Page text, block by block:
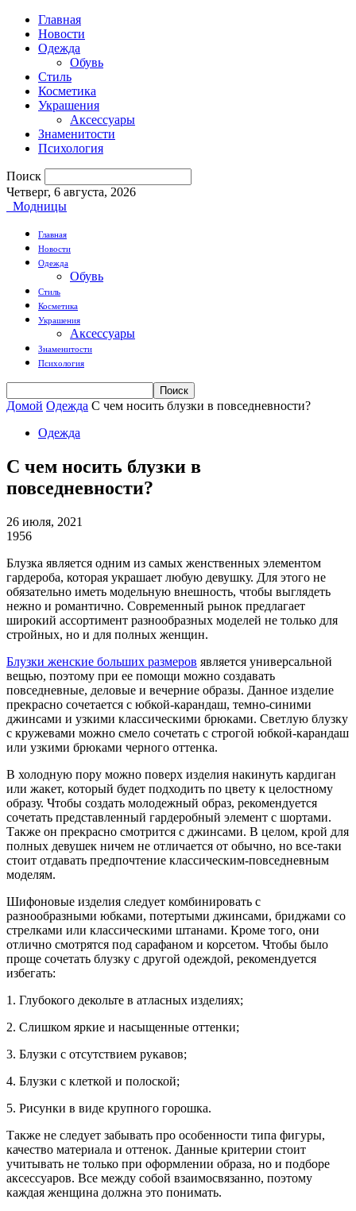
Главная
Новости
Одежда
Обувь
Стиль
Косметика
Украшения
Аксессуары
Знаменитости
Психология
Поиск
Четверг, 6 августа, 2026
Модницы
Главная
Новости
Одежда
Обувь
Стиль
Косметика
Украшения
Аксессуары
Знаменитости
Психология
Домой Одежда С чем носить блузки в повседневности?
Одежда
С чем носить блузки в
повседневности?
26 июля, 2021
1956
Блузка является одним из самых женственных элементом
гардероба, которая украшает любую девушку. Для этого не
обязательно иметь модельную внешность, чтобы выглядеть
нежно и романтично. Современный рынок предлагает
широкий ассортимент разнообразных моделей не только для
стройных, но и для полных женщин.
Блузки женские больших размеров является универсальной
вещью, поэтому при ее помощи можно создавать
повседневные, деловые и вечерние образы. Данное изделие
прекрасно сочетается с юбкой-карандаш, темно-синими
джинсами и узкими классическими брюками. Светлую блузку
с кружевами можно смело сочетать с строгой юбкой-карандаш
или узкими брюками черного оттенка.
В холодную пору можно поверх изделия накинуть кардиган
или жакет, который будет подходить по цвету к целостному
образу. Чтобы создать молодежный образ, рекомендуется
сочетать представленный гардеробный элемент с шортами.
Также он прекрасно смотрится с джинсами. В целом, крой для
полных девушек ничем не отличается от обычно, но все-таки
стоит отдавать предпочтение классическим-повседневным
моделям.
Шифоновые изделия следует комбинировать с
разнообразными юбками, потертыми джинсами, бриджами со
стрелками или классическими штанами. Кроме того, они
отлично смотрятся под сарафаном и корсетом. Чтобы было
проще сочетать блузку с другой одеждой, рекомендуется
избегать:
1. Глубокого декольте в атласных изделиях;
2. Слишком яркие и насыщенные оттенки;
3. Блузки с отсутствием рукавов;
4. Блузки с клеткой и полоской;
5. Рисунки в виде крупного горошка.
Также не следует забывать про особенности типа фигуры,
качество материала и оттенок. Данные критерии стоит
учитывать не только при оформлении образа, но и подборе
аксессуаров. Все между собой взаимосвязанно, поэтому
каждая женщина должна это понимать.